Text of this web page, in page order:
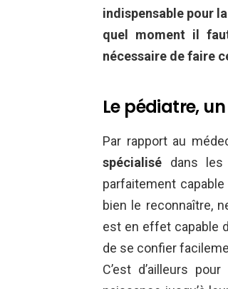
indispensable pour
quel moment il
nécessaire de faire
Le pédiatre,
Par rapport au
spécialisé dans les
parfaitement capable
bien le reconnaître,
est en effet capable
de se confier
C’est d’ailleurs